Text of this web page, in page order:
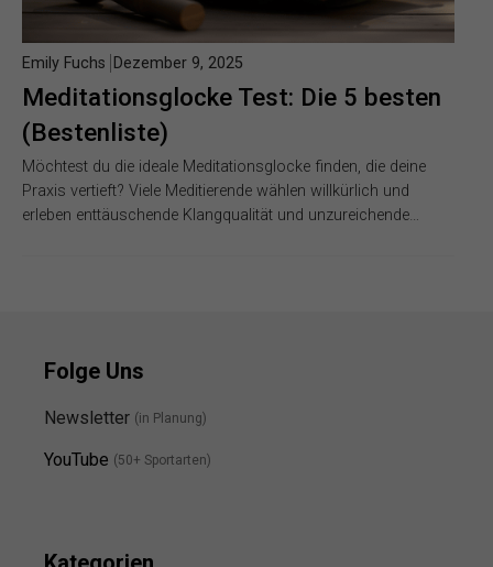
Meditationsglocke Test: Die 5 besten
(Bestenliste)
Emily Fuchs Dezember 9, 2025
Möchtest du die ideale Meditationsglocke finden, die deine
Praxis vertieft? Viele Meditierende wählen willkürlich und
erleben enttäuschende Klangqualität und unzureichende…
Folge Uns
Newsletter (in Planung)
YouTube (50+ Sportarten)